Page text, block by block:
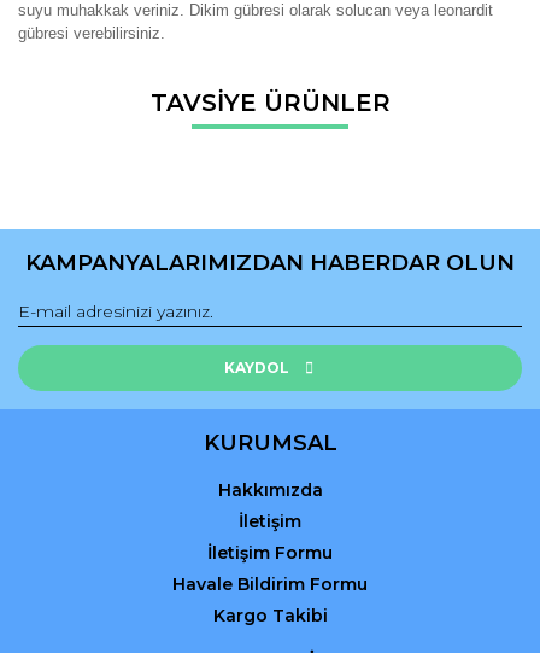
suyu muhakkak veriniz. Dikim gübresi olarak solucan veya leonardit
gübresi verebilirsiniz.
Bu ürüne ilk yorumu siz yapın!
Bu ürünün fiyat bilgisi, resim, ürün açıklamalarında ve diğer
konularda yetersiz gördüğünüz noktaları öneri formunu
Ürün açıklamasında eksik bilgiler bulunuyor.
Ürün fiyatı diğer sitelerden daha pahalı.
Bu ürüne benzer farklı alternatifler olmalı.
Gönder
TAVSİYE ÜRÜNLER
KAMPANYALARIMIZDAN HABERDAR OLUN
KAYDOL
KURUMSAL
Hakkımızda
İletişim
İletişim Formu
Havale Bildirim Formu
Kargo Takibi